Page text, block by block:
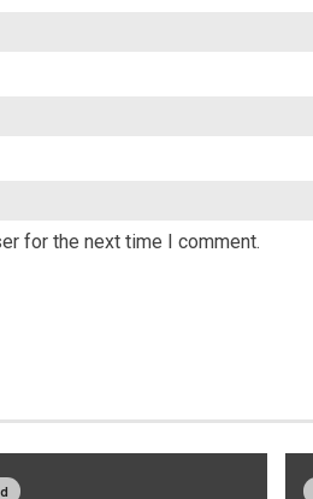
for the next time I comment.